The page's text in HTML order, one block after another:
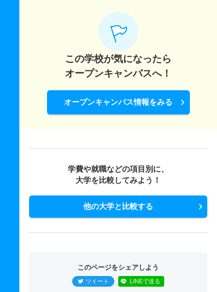
この学校が気になったら
オープンキャンパスへ！
オープンキャンパス情報をみる
学費や就職などの項目別に、
大学を比較してみよう！
他の大学と比較する
このページをシェアしよう
ツイート LINEで送る